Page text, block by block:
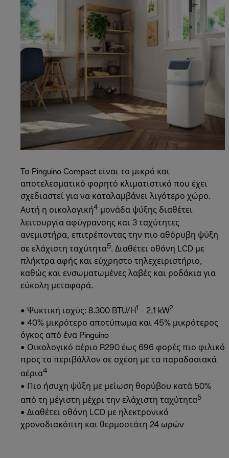
Το Pinguino Compact είναι το μικρό και
αποτελεσματικό φορητό κλιματιστικό που έχει
σχεδιαστεί για να καταλαμβάνει λιγότερο χώρο.
Αυτή η οικολογική4 μονάδα ψύξης διαθέτει
λειτουργία αφύγρανσης και 3 ταχύτητες
ανεμιστήρα, επιτρέποντας την πιο αθόρυβη ψύξη
σε ελάχιστη ταχύτητα5. Διαθέτει οθόνη LCD με
πλήκτρα αφής και εύχρηστο τηλεχειριστήριο,
καθώς και ενσωματωμένες λαβές και ροδάκια για
εύκολη μεταφορά.
• Ψυκτική ισχύς: 8.300 BTU/H1 - 2,1 kW2
• 40% μικρότερο αποτύπωμα και 45% μικρότερος
όγκος από ένα Pinguino
• Οικολογικό αέριο R290 έως 696 φορές πιο φιλικό
προς το περιβάλλον σε σχέση με τα παραδοσιακά
αέρια4
• Πιο ήσυχη ψύξη με μείωση θορύβου κατά 50%
από τη μέγιστη μέχρι την ελάχιστη ταχύτητα5
• Διαθέτει οθόνη LCD με ηλεκτρονικό
χρονοδιακόπτη και θερμοστάτη 24 ωρών